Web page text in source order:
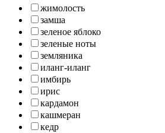
жимолость
замша
зеленое яблоко
зеленые ноты
земляника
иланг-иланг
имбирь
ирис
кардамон
кашмеран
кедр